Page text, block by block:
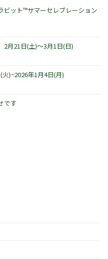
ビット™サマーセレブレーション
月21日(土)～3月1日(日)
)~2026年1月4日(月)
です